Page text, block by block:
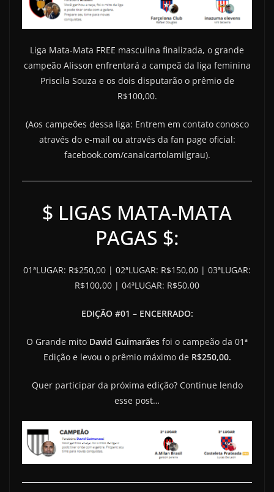
Liga Mata-Mata FREE masculina finalizada, o grande
campeão Alisson enfrentará a campeã da liga feminina
Priscila Souza e os dois disputarão o prêmio de
R$100,00.
(Aos campeões dessa liga: Entrem em contato conosco
através do e-mail ou através da fan page oficial:
facebook.com/canalcartolamilgrau).
$ LIGAS MATA-MATA
PAGAS $:
01ªLUGAR: R$250,00 | 02ªLUGAR: R$150,00 | 03ªLUGAR:
R$100,00 | 04ªLUGAR: R$50,00
EDIÇÃO #01 – ENCERRADO:
O Grande mito David Guimarães foi o campeão da 01ª
Edição e levou o prêmio máximo de R$250,00.
Quer participar da próxima edição? Continue lendo
esse post…